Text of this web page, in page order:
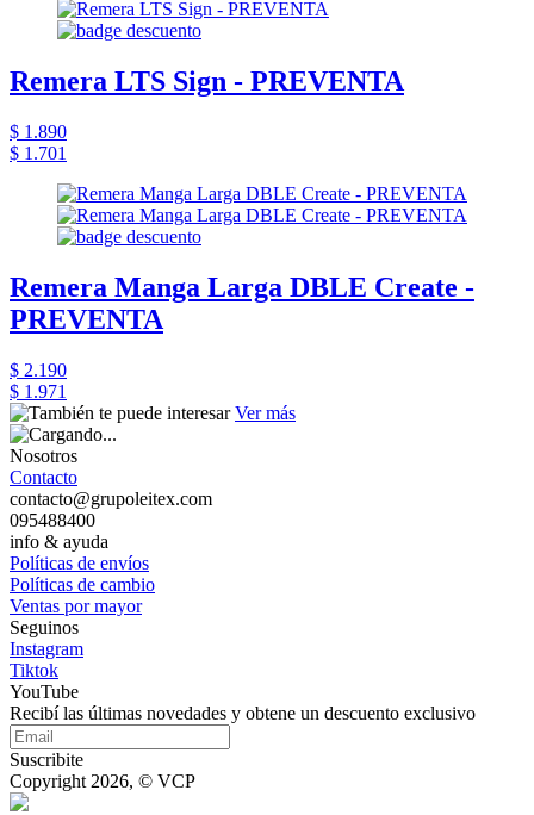
Remera LTS Sign - PREVENTA
$ 1.890
$ 1.701
Remera Manga Larga DBLE Create -
PREVENTA
$ 2.190
$ 1.971
Ver más
Nosotros
Contacto
contacto@grupoleitex.com
095488400
info & ayuda
Políticas de envíos
Políticas de cambio
Ventas por mayor
Seguinos
Instagram
Tiktok
YouTube
Recibí las últimas novedades y obtene un descuento exclusivo
Suscribite
Copyright 2026, © VCP